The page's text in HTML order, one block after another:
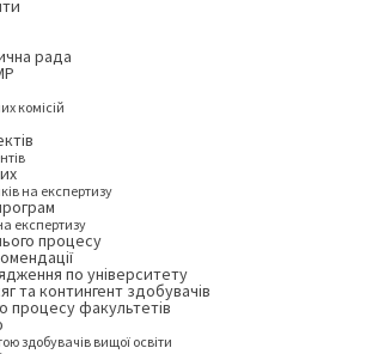
рада
комісій
на експертизу
експертизу
процесу
по університету
та контингент здобувачів
процесу факультетів
здобувачів вищої освіти